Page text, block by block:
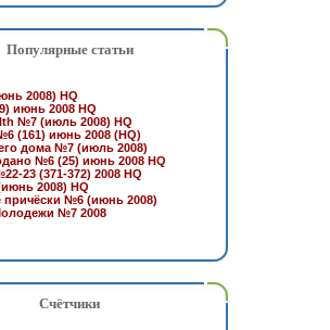
Популярные статьи
2008) HQ
июнь 2008 HQ
№7 (июль 2008) HQ
(161) июнь 2008 (HQ)
дома №7 (июль 2008)
№6 (25) июнь 2008 HQ
23 (371-372) 2008 HQ
2008) HQ
причёски №6 (июнь 2008)
№7 2008
Счётчики